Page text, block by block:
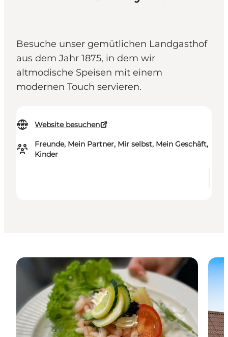
Besuche unser gemütlichen Landgasthof
aus dem Jahr 1875, in dem wir
altmodische Speisen mit einem
modernen Touch servieren.
Website besuchen
Freunde, Mein Partner, Mir selbst, Mein Geschäft,
Kinder